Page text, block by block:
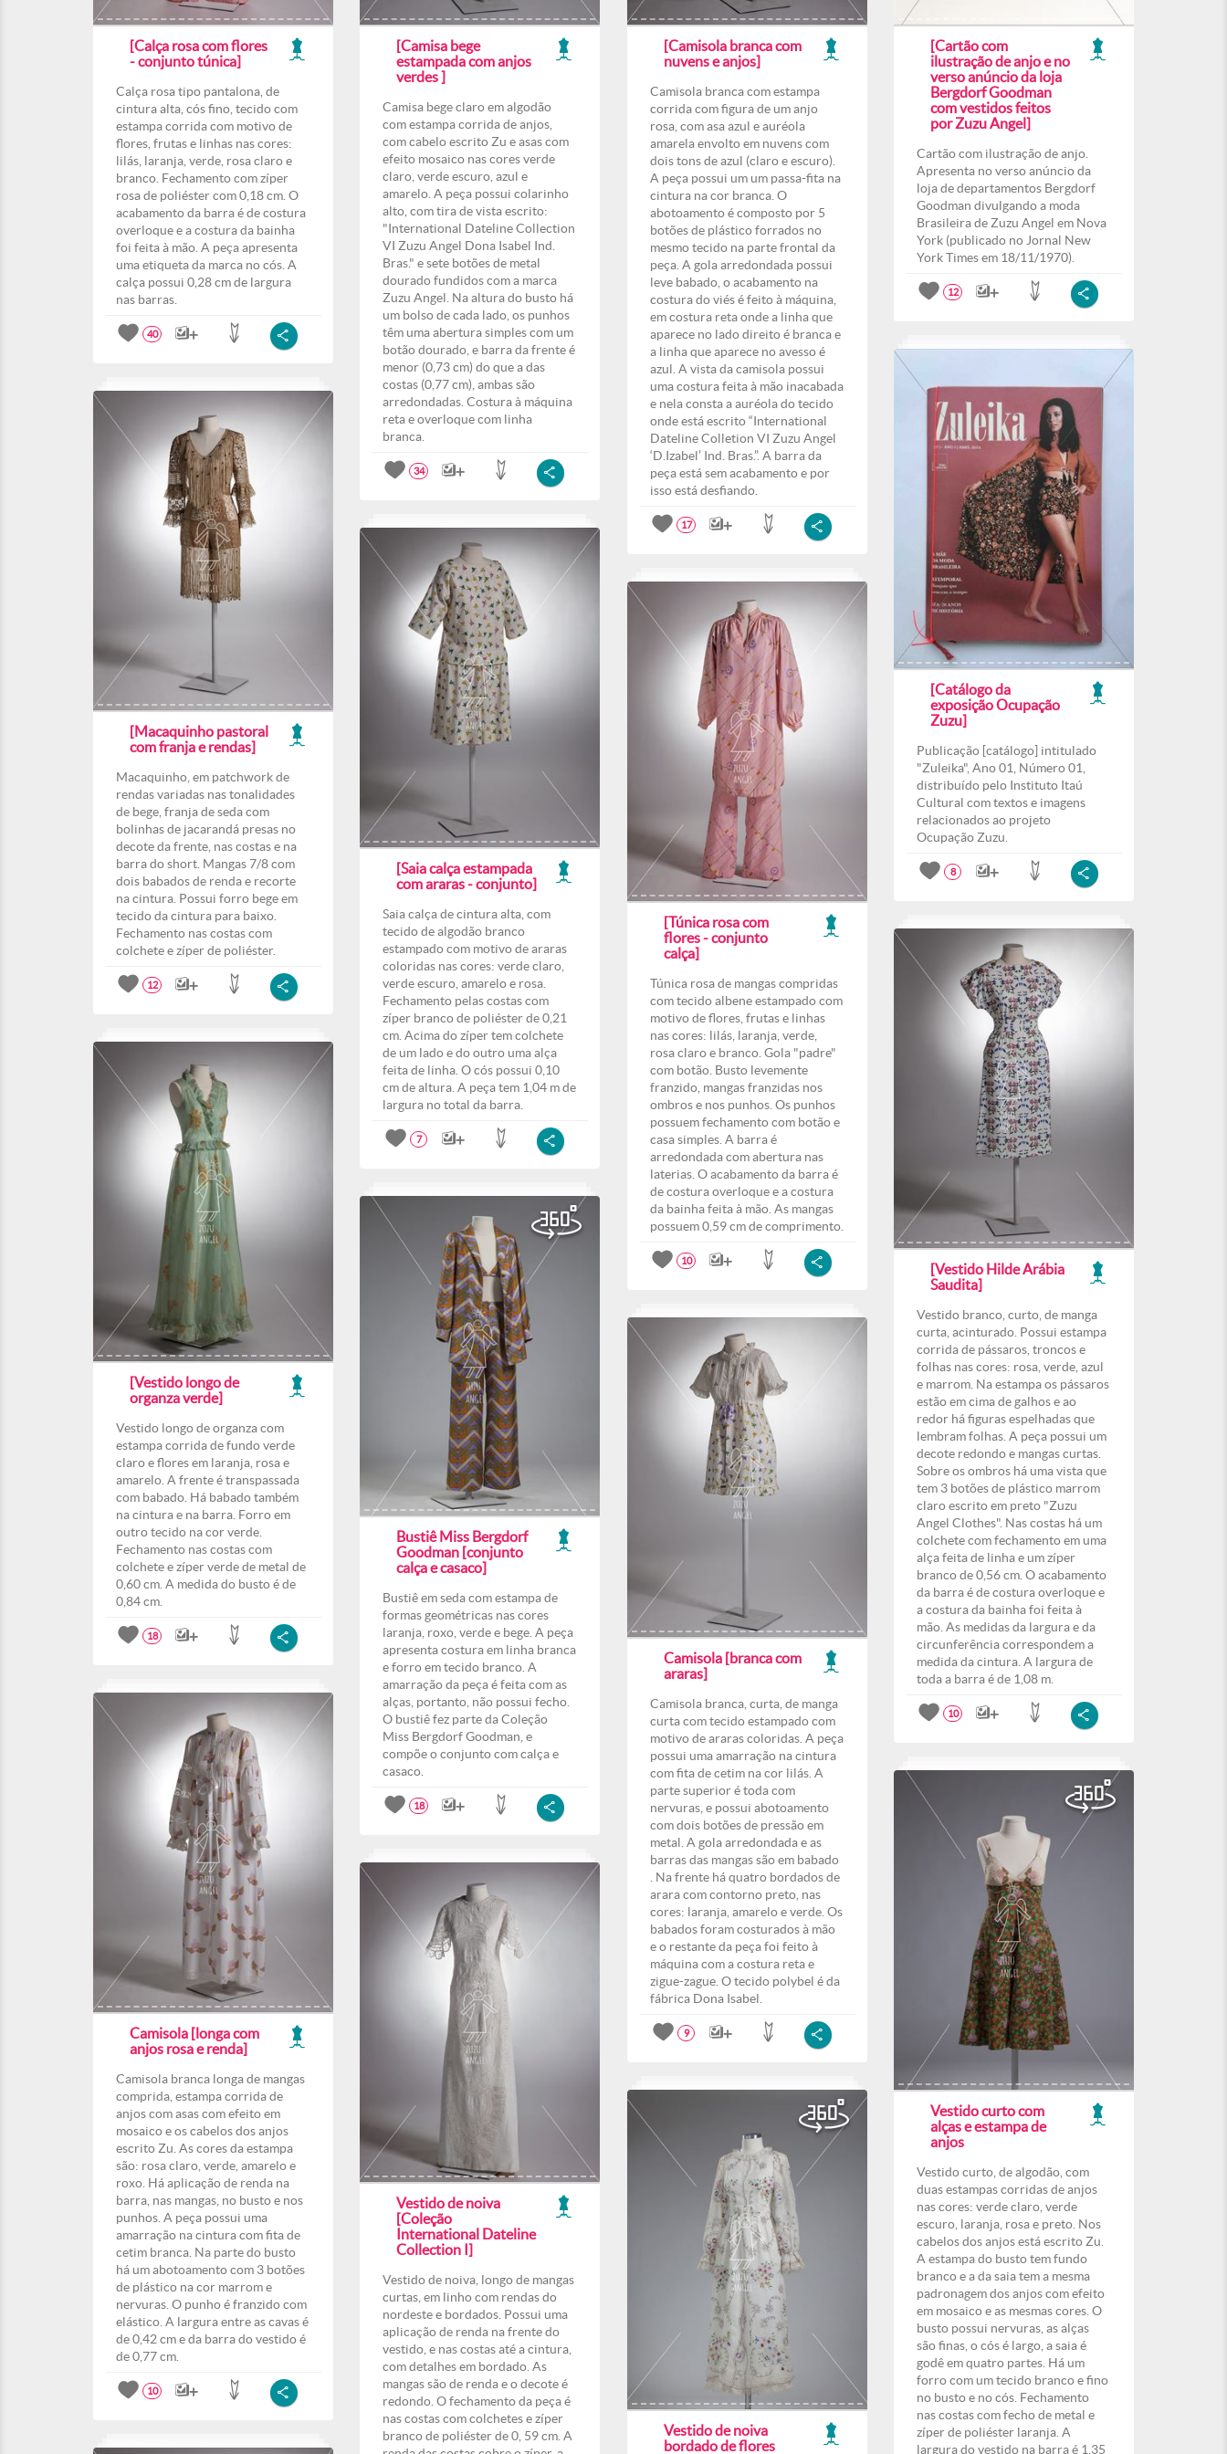
[Calça rosa com flores
- conjunto túnica]
Calça rosa tipo pantalona, de
cintura alta, cós fino, tecido com
estampa corrida com motivo de
flores, frutas e linhas nas cores:
lilás, laranja, verde, rosa claro e
branco. Fechamento com zíper
rosa de poliéster com 0,18 cm. O
acabamento da barra é de costura
overloque e a costura da bainha
foi feita à mão. A peça apresenta
uma etiqueta da marca no cós. A
calça possui 0,28 cm de largura
nas barras.
40
[Camisa bege
estampada com anjos
verdes ]
Camisa bege claro em algodão
com estampa corrida de anjos,
com cabelo escrito Zu e asas com
efeito mosaico nas cores verde
claro, verde escuro, azul e
amarelo. A peça possui colarinho
alto, com tira de vista escrito:
"International Dateline Collection
VI Zuzu Angel Dona Isabel Ind.
Bras." e sete botões de metal
dourado fundidos com a marca
Zuzu Angel. Na altura do busto há
um bolso de cada lado, os punhos
têm uma abertura simples com um
botão dourado, e barra da frente é
menor (0,73 cm) do que a das
costas (0,77 cm), ambas são
arredondadas. Costura à máquina
reta e overloque com linha
branca.
34
[Camisola branca com
nuvens e anjos]
Camisola branca com estampa
corrida com figura de um anjo
rosa, com asa azul e auréola
amarela envolto em nuvens com
dois tons de azul (claro e escuro).
A peça possui um um passa-fita na
cintura na cor branca. O
abotoamento é composto por 5
botões de plástico forrados no
mesmo tecido na parte frontal da
peça. A gola arredondada possui
leve babado, o acabamento na
costura do viés é feito à máquina,
em costura reta onde a linha que
aparece no lado direito é branca e
a linha que aparece no avesso é
azul. A vista da camisola possui
uma costura feita à mão inacabada
e nela consta a auréola do tecido
onde está escrito “International
Dateline Colletion VI Zuzu Angel
‘D.Izabel’ Ind. Bras.”. A barra da
peça está sem acabamento e por
isso está desfiando.
17
[Cartão com
ilustração de anjo e no
verso anúncio da loja
Bergdorf Goodman
com vestidos feitos
por Zuzu Angel]
Cartão com ilustração de anjo.
Apresenta no verso anúncio da
loja de departamentos Bergdorf
Goodman divulgando a moda
Brasileira de Zuzu Angel em Nova
York (publicado no Jornal New
York Times em 18/11/1970).
12
[Catálogo da
exposição Ocupação
Zuzu]
Publicação [catálogo] intitulado
"Zuleika", Ano 01, Número 01,
distribuído pelo Instituto Itaú
Cultural com textos e imagens
relacionados ao projeto
Ocupação Zuzu.
8
[Macaquinho pastoral
com franja e rendas]
Macaquinho, em patchwork de
rendas variadas nas tonalidades
de bege, franja de seda com
bolinhas de jacarandá presas no
decote da frente, nas costas e na
barra do short. Mangas 7/8 com
dois babados de renda e recorte
na cintura. Possui forro bege em
tecido da cintura para baixo.
Fechamento nas costas com
colchete e zíper de poliéster.
12
[Saia calça estampada
com araras - conjunto]
Saia calça de cintura alta, com
tecido de algodão branco
estampado com motivo de araras
coloridas nas cores: verde claro,
verde escuro, amarelo e rosa.
Fechamento pelas costas com
zíper branco de poliéster de 0,21
cm. Acima do zíper tem colchete
de um lado e do outro uma alça
feita de linha. O cós possui 0,10
cm de altura. A peça tem 1,04 m de
largura no total da barra.
7
[Túnica rosa com
flores - conjunto
calça]
Túnica rosa de mangas compridas
com tecido albene estampado com
motivo de flores, frutas e linhas
nas cores: lilás, laranja, verde,
rosa claro e branco. Gola "padre"
com botão. Busto levemente
franzido, mangas franzidas nos
ombros e nos punhos. Os punhos
possuem fechamento com botão e
casa simples. A barra é
arredondada com abertura nas
laterias. O acabamento da barra é
de costura overloque e a costura
da bainha feita à mão. As mangas
possuem 0,59 cm de comprimento.
10
[Vestido Hilde Arábia
Saudita]
Vestido branco, curto, de manga
curta, acinturado. Possui estampa
corrida de pássaros, troncos e
folhas nas cores: rosa, verde, azul
e marrom. Na estampa os pássaros
estão em cima de galhos e ao
redor há figuras espelhadas que
lembram folhas. A peça possui um
decote redondo e mangas curtas.
Sobre os ombros há uma vista que
tem 3 botões de plástico marrom
claro escrito em preto "Zuzu
Angel Clothes". Nas costas há um
colchete com fechamento em uma
alça feita de linha e um zíper
branco de 0,56 cm. O acabamento
da barra é de costura overloque e
a costura da bainha foi feita à
mão. As medidas da largura e da
circunferência correspondem a
medida da cintura. A largura de
toda a barra é de 1,08 m.
10
[Vestido longo de
organza verde]
Vestido longo de organza com
estampa corrida de fundo verde
claro e flores em laranja, rosa e
amarelo. A frente é transpassada
com babado. Há babado também
na cintura e na barra. Forro em
outro tecido na cor verde.
Fechamento nas costas com
colchete e zíper verde de metal de
0,60 cm. A medida do busto é de
0,84 cm.
18
Bustiê Miss Bergdorf
Goodman [conjunto
calça e casaco]
Bustiê em seda com estampa de
formas geométricas nas cores
laranja, roxo, verde e bege. A peça
apresenta costura em linha branca
e forro em tecido branco. A
amarração da peça é feita com as
alças, portanto, não possui fecho.
O bustiê fez parte da Coleção
Miss Bergdorf Goodman, e
compõe o conjunto com calça e
casaco.
18
Camisola [branca com
araras]
Camisola branca, curta, de manga
curta com tecido estampado com
motivo de araras coloridas. A peça
possui uma amarração na cintura
com fita de cetim na cor lilás. A
parte superior é toda com
nervuras, e possui abotoamento
com dois botões de pressão em
metal. A gola arredondada e as
barras das mangas são em babado
. Na frente há quatro bordados de
arara com contorno preto, nas
cores: laranja, amarelo e verde. Os
babados foram costurados à mão
e o restante da peça foi feito à
máquina com a costura reta e
zigue-zague. O tecido polybel é da
fábrica Dona Isabel.
9
Camisola [longa com
anjos rosa e renda]
Camisola branca longa de mangas
comprida, estampa corrida de
anjos com asas com efeito em
mosaico e os cabelos dos anjos
escrito Zu. As cores da estampa
são: rosa claro, verde, amarelo e
roxo. Há aplicação de renda na
barra, nas mangas, no busto e nos
punhos. A peça possui uma
amarração na cintura com fita de
cetim branca. Na parte do busto
há um abotoamento com 3 botões
de plástico na cor marrom e
nervuras. O punho é franzido com
elástico. A largura entre as cavas é
de 0,42 cm e da barra do vestido é
de 0,77 cm.
10
Vestido curto com
alças e estampa de
anjos
Vestido curto, de algodão, com
duas estampas corridas de anjos
nas cores: verde claro, verde
escuro, laranja, rosa e preto. Nos
cabelos dos anjos está escrito Zu.
A estampa do busto tem fundo
branco e a da saia tem a mesma
padronagem dos anjos com efeito
em mosaico e as mesmas cores. O
busto possui nervuras, as alças
são finas, o cós é largo, a saia é
godê em quatro partes. Há um
forro com um tecido branco e fino
no busto e no cós. Fechamento
nas costas com fecho de metal e
zíper de poliéster laranja. A
largura do vestido na barra é 1,35
Vestido de noiva
[Coleção
International Dateline
Collection I]
Vestido de noiva, longo de mangas
curtas, em linho com rendas do
nordeste e bordados. Possui uma
aplicação de renda na frente do
vestido, e nas costas até a cintura,
com detalhes em bordado. As
mangas são de renda e o decote é
redondo. O fechamento da peça é
nas costas com colchetes e zíper
branco de poliéster de 0, 59 cm. A
Vestido de noiva
bordado de flores